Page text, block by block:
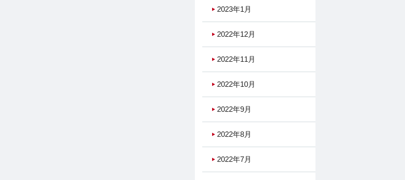
2023年1月
2022年12月
2022年11月
2022年10月
2022年9月
2022年8月
2022年7月